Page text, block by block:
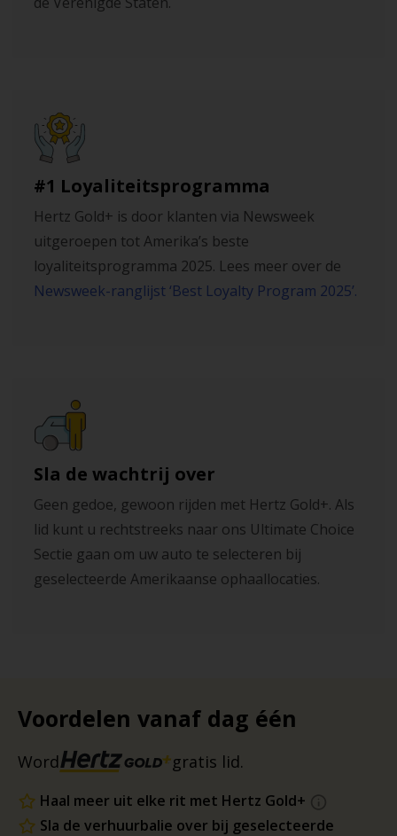
#1 Loyaliteitsprogramma
Hertz Gold+ is door klanten via Newsweek
uitgeroepen tot Amerika’s beste
loyaliteitsprogramma 2025. Lees meer over de
Newsweek-ranglijst ‘Best Loyalty Program 2025’.
Sla de wachtrij over
Geen gedoe, gewoon rijden met Hertz Gold+. Als
lid kunt u rechtstreeks naar ons Ultimate Choice
Sectie gaan om uw auto te selecteren bij
geselecteerde Amerikaanse ophaallocaties.
Voordelen vanaf dag één
Word gratis lid.
Haal meer uit elke rit met Hertz Gold+
Sla de verhuurbalie over bij geselecteerde